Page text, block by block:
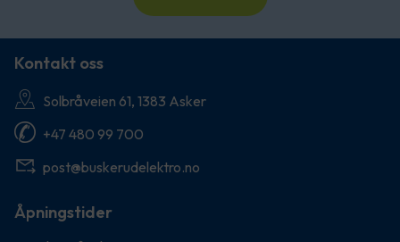
Kontakt oss
Solbråveien 61, 1383 Asker
+47 480 99 700
post@buskerudelektro.no
Åpningstider